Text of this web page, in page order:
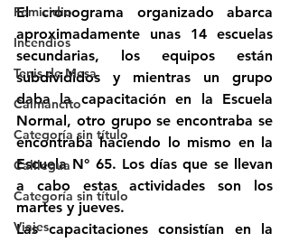
Femicidio
Incendios
Tenis de Mesa
Caimancito
Categoría sin título
Calilegua
Categoría sin título
Viajes
El cronograma organizado abarca
aproximadamente unas 14 escuelas
secundarias, los equipos están
subdivididos y mientras un grupo
daba la capacitación en la Escuela
Normal, otro grupo se encontraba se
encontraba haciendo lo mismo en la
Escuela N° 65. Los días que se llevan
a cabo estas actividades son los
martes y jueves.
Las capacitaciones consistían en la